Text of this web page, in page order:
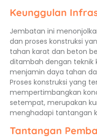
Keunggulan
Jembatan ini
dan proses konstruksi
tahan karat dan beton
ditambah dengan teknik
menjamin daya tahan
Proses konstruksi yang
mempertimbangkan
setempat, merupakan
menghadapi tantangan
Tantangan